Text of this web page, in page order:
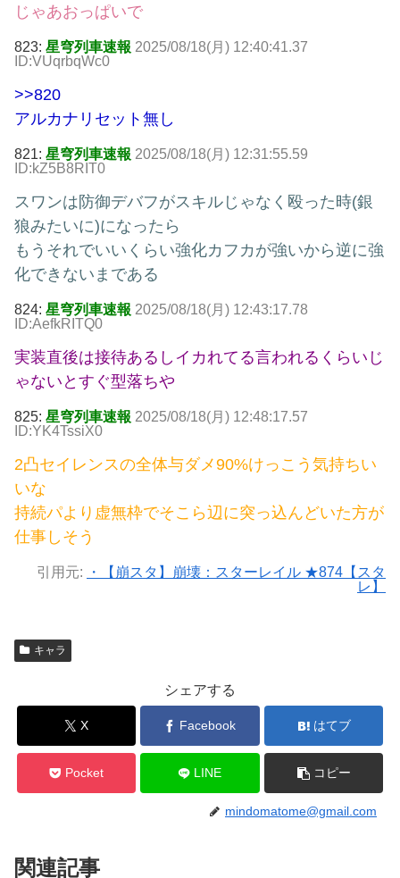
じゃあおっぱいで
823: 星穹列車速報 2025/08/18(月) 12:40:41.37
ID:VUqrbqWc0
>>820
アルカナリセット無し
821: 星穹列車速報 2025/08/18(月) 12:31:55.59
ID:kZ5B8RIT0
スワンは防御デバフがスキルじゃなく殴った時(銀
狼みたいに)になったら
もうそれでいいくらい強化カフカが強いから逆に強
化できないまである
824: 星穹列車速報 2025/08/18(月) 12:43:17.78
ID:AefkRITQ0
実装直後は接待あるしイカれてる言われるくらいじ
ゃないとすぐ型落ちや
825: 星穹列車速報 2025/08/18(月) 12:48:17.57
ID:YK4TssiX0
2凸セイレンスの全体与ダメ90%けっこう気持ちい
いな
持続パより虚無枠でそこら辺に突っ込んどいた方が
仕事しそう
引用元:
・【崩スタ】崩壊：スターレイル ★874【スタ
レ】
キャラ
シェアする
X Facebook はてブ
Pocket LINE コピー
mindomatome@gmail.com
関連記事